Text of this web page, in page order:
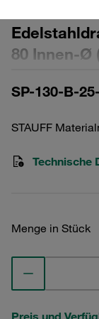
80 Innen-Ø
427,5
SP-130-B-
STAUFF
Technische
Menge in Stück
Preis und